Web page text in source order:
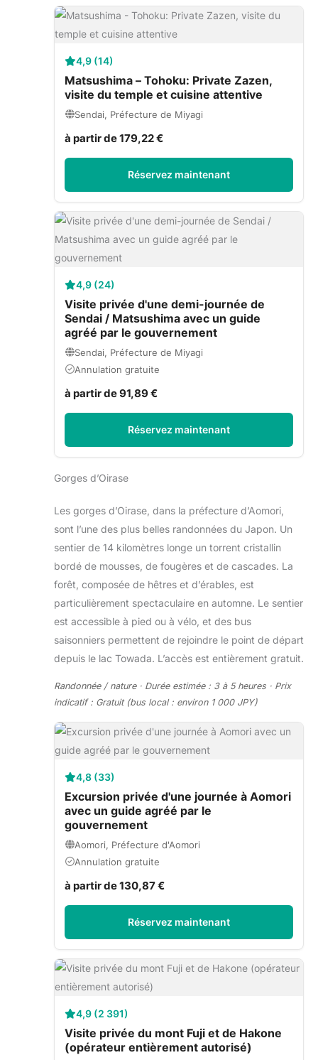
4,9 (14)
Matsushima – Tohoku: Private Zazen,
visite du temple et cuisine attentive
Sendai, Préfecture de Miyagi
à partir de 179,22 €
Réservez maintenant
4,9 (24)
Visite privée d'une demi-journée de
Sendai / Matsushima avec un guide
agréé par le gouvernement
Sendai, Préfecture de Miyagi
Annulation gratuite
à partir de 91,89 €
Réservez maintenant
Gorges d’Oirase
Les gorges d’Oirase, dans la préfecture d’Aomori,
sont l’une des plus belles randonnées du Japon. Un
sentier de 14 kilomètres longe un torrent cristallin
bordé de mousses, de fougères et de cascades. La
forêt, composée de hêtres et d’érables, est
particulièrement spectaculaire en automne. Le sentier
est accessible à pied ou à vélo, et des bus
saisonniers permettent de rejoindre le point de départ
depuis le lac Towada. L’accès est entièrement gratuit.
Randonnée / nature · Durée estimée : 3 à 5 heures · Prix
indicatif : Gratuit (bus local : environ 1 000 JPY)
4,8 (33)
Excursion privée d'une journée à Aomori
avec un guide agréé par le
gouvernement
Aomori, Préfecture d'Aomori
Annulation gratuite
à partir de 130,87 €
Réservez maintenant
4,9 (2 391)
Visite privée du mont Fuji et de Hakone
(opérateur entièrement autorisé)